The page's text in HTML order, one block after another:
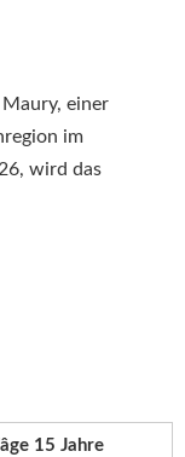
einer
im
wird das
15 Jahre